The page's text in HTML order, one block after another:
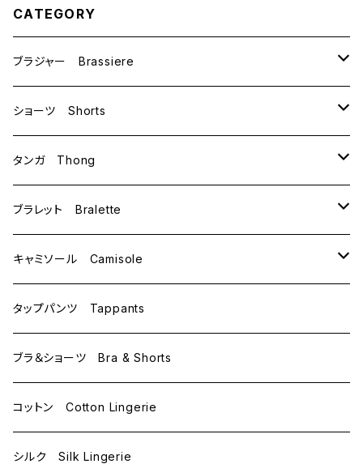
CATEGORY
ブラジャー Brassiere
B70
B75
C65
C70
C75
D65
D70
E70
ショーツ Shorts
M
L
タンガ Thong
M
ブラレット Bralette
M
L
キャミソール Camisole
M
L
タップパンツ Tappants
ブラ＆ショーツ Bra & Shorts
コットン Cotton Lingerie
シルク Silk Lingerie